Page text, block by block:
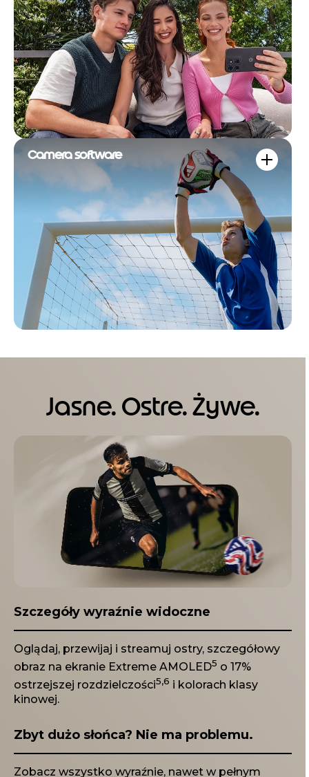
Camera software
Jasne. Ostre. Żywe.
Szczegóły wyraźnie widoczne
Oglądaj, przewijaj i streamuj ostry, szczegółowy
obraz na ekranie Extreme AMOLED5 o 17%
ostrzejszej rozdzielczości5,6 i kolorach klasy
kinowej.
Zbyt dużo słońca? Nie ma problemu.
Zobacz wszystko wyraźnie, nawet w pełnym